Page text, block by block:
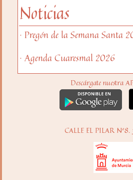
Noticias
· Pregón de la Semana Santa
· Agenda Cuaresmal 2026
Descárgate nuestra
CALLE EL PILAR